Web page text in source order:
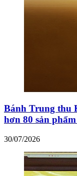
Bánh Trung thu
hơn 80 sản
30/07/2026